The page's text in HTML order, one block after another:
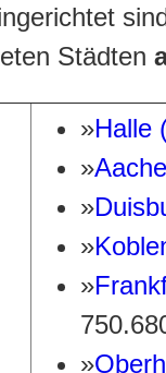
Städten
»Halle
»
»
»
»
»